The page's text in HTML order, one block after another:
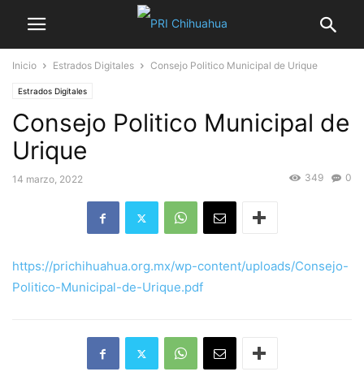
Inicio Estrados Digitales Consejo Politico Municipal de Urique
Estrados Digitales
Consejo Politico Municipal de
Urique
14 marzo, 2022 0
349
https://prichihuahua.org.mx/wp-content/uploads/Consejo-
Politico-Municipal-de-Urique.pdf